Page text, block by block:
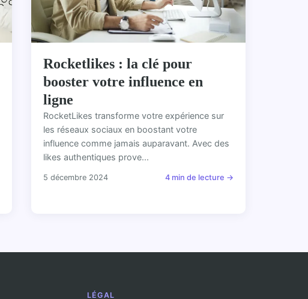
Rocketlikes : la clé pour
booster votre influence en
ligne
RocketLikes transforme votre expérience sur
les réseaux sociaux en boostant votre
influence comme jamais auparavant. Avec des
likes authentiques prove...
5 décembre 2024 4 min de lecture →
LÉGAL